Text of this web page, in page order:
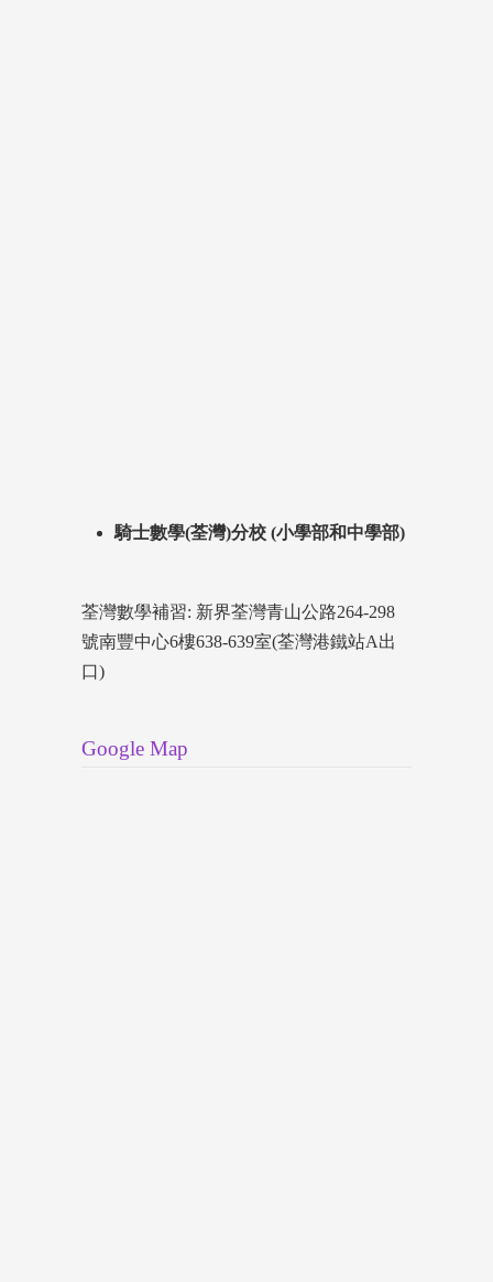
騎士數學(荃灣)分校 (小學部和中學部)
荃灣數學補習: 新界荃灣青山公路264-298
號南豐中心6樓638-639室(荃灣港鐵站A出
口)
Google Map